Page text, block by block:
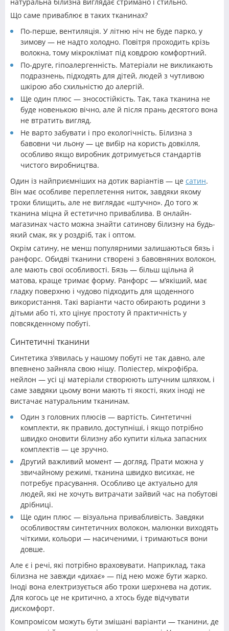
Що саме приваблює в таких тканинах?
По-перше, вентиляція. У літню ніч не буде парко, у
зимову — не надто холодно. Повітря проходить крізь
волокна, тому мікроклімат під ковдрою комфортний.
По-друге, гіпоалергенність. Матеріали не викликають
подразнень, підходять для дітей, людей з чутливою
шкірою або схильністю до алергій.
Ще один плюс — зносостійкість. Так, така тканина не
буде новенькою вічно, але й після прань десятого вона
не втратить вигляд.
Не варто забувати і про екологічність. Білизна з
бавовни чи льону — це вибір на користь довкілля,
особливо якщо виробник дотримується стандартів
чистого виробництва.
Один із найприємніших на дотик варіантів — це сатин.
Він має особливе переплетення ниток, завдяки якому
трохи блищить, але не виглядає «штучно». До того ж
тканина міцна й естетично приваблива. В онлайн-
магазинах часто можна знайти сатинову білизну на будь-
який смак, як у роздріб, так і оптом.
Окрім сатину, не менш популярними залишаються бязь і
ранфорс. Обидві тканини створені з бавовняних волокон,
але мають свої особливості. Бязь — більш щільна й
матова, краще тримає форму. Ранфорс — м’якіший, має
гладку поверхню і чудово підходить для щоденного
використання. Такі варіанти часто обирають родини з
дітьми або ті, хто цінує простоту й практичність у
повсякденному побуті.
Синтетичні тканини
Синтетика з’явилась у нашому побуті не так давно, але
впевнено зайняла свою нішу. Поліестер, мікрофібра,
нейлон — усі ці матеріали створюють штучним шляхом, і
саме завдяки цьому вони мають ті якості, яких іноді не
вистачає натуральним тканинам.
Один з головних плюсів — вартість. Синтетичні
комплекти, як правило, доступніші, і якщо потрібно
швидко оновити білизну або купити кілька запасних
комплектів — це зручно.
Другий важливий момент — догляд. Прати можна у
звичайному режимі, тканина швидко висихає, не
потребує прасування. Особливо це актуально для
людей, які не хочуть витрачати зайвий час на побутові
дрібниці.
Ще один плюс — візуальна привабливість. Завдяки
особливостям синтетичних волокон, малюнки виходять
чіткими, кольори — насиченими, і тримаються вони
довше.
Але є і речі, які потрібно враховувати. Наприклад, така
білизна не завжди «дихає» — під нею може бути жарко.
Іноді вона електризується або трохи шерхнева на дотик.
Для когось це не критично, а хтось буде відчувати
дискомфорт.
Компромісом можуть бути змішані варіанти — тканини, де